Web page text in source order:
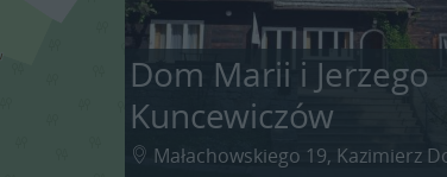
Dom Marii i Jerzego
Kuncewiczów
Małachowskiego 19, Kazimierz